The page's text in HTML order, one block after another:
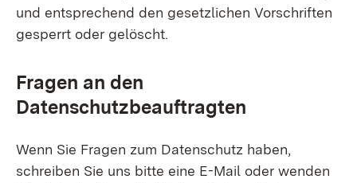
und entsprechend den gesetzlichen Vorschriften
gesperrt oder gelöscht.
Fragen an den
Datenschutzbeauftragten
Wenn Sie Fragen zum Datenschutz haben,
schreiben Sie uns bitte eine E-Mail oder wenden